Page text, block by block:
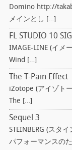
Domino http://
メインとし […]
FL STUDIO 10
IMAGE-LINE (イメ
Wind […]
The T-Pain Effect
iZotope (アイゾト
The […]
Sequel 3
STEINBERG (スタ
パフォーマンスの